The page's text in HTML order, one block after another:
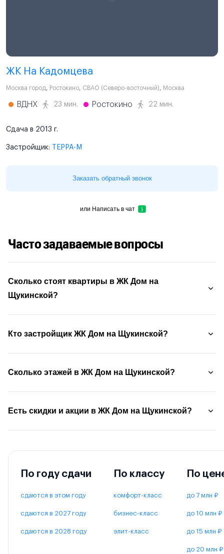
ЖК На Кадомцева
Москва город, Ростокино, СВАО (Северо-восточный), Москва
ВДНХ 23 мин. Ростокино 22 мин.
Сдача в 2013 г.
Застройщик: ТЕРРА-М
Заказать обратный звонок
или Написать в чат
Часто задаваемые вопросы
Сколько стоят квартиры в ЖК Дом на
Щукинской?
Кто застройщик ЖК Дом на Щукинской?
Сколько этажей в ЖК Дом на Щукинской?
Есть скидки и акции в ЖК Дом на Щукинской?
По году сдачи
сдаются в этом году
сдаются в 2027 году
сдаются в 2028 году
По классу
комфорт-класс
бизнес-класс
элит-класс
По
до 7 млн ₽
до 10 млн ₽
до 15 млн ₽
до 20 млн ₽